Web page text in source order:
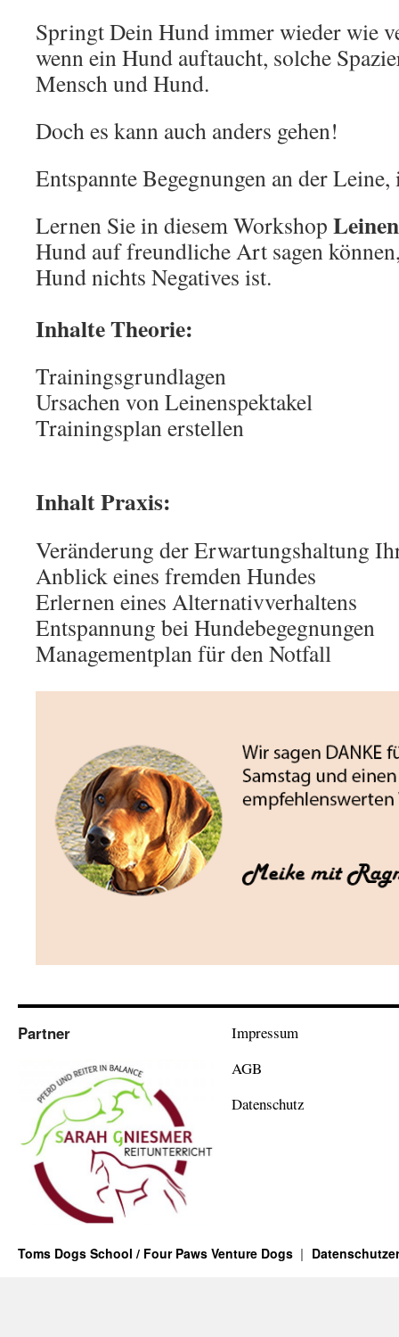
Springt Dein Hund immer wieder wie
wenn ein Hund auftaucht, solche
Mensch und Hund.
Doch es kann auch anders gehen!
Entspannte Begegnungen an der
Lernen Sie in diesem Workshop
Hund auf freundliche Art sagen
Hund nichts Negatives ist.
Inhalte Theorie:
Trainingsgrundlagen
Ursachen von Leinenspektakel
Trainingsplan erstellen
Inhalt Praxis:
Veränderung der Erwartungshaltung
Anblick eines fremden Hundes
Erlernen eines Alternativverhaltens
Entspannung bei Hundebegegnungen
Managementplan für den Notfall
Partner
Impressum
AGB
Datenschutz
Toms Dogs School / Four Paws Venture Dogs